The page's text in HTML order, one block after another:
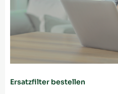
Ersatzfilter bestellen